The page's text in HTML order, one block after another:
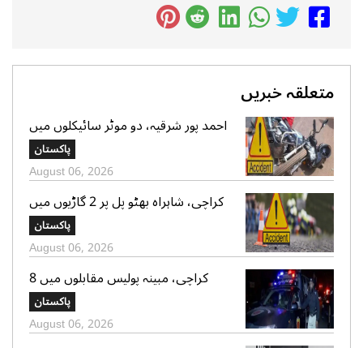
متعلقہ خبریں
احمد پور شرقیہ، دو موٹر سائیکلوں میں
پاکستان
August 06, 2026
کراچی، شاہراہ بھٹو پل پر 2 گاڑیوں میں
پاکستان
August 06, 2026
کراچی، مبینہ پولیس مقابلوں میں 8
زخمی سمیت 12 ڈاکو گرفتار، اسلحہ،
موبائل فونز، کیش رقم اور موٹر سائیکلیں
برآمد
پاکستان
August 06, 2026